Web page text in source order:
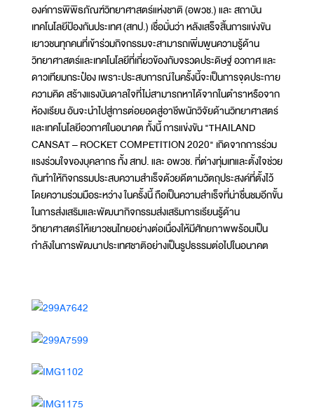
องค์การพิพิธภัณฑ์วิทยาศาสตร์แห่งชาติ (อพวช.) และ สถาบัน
เทคโนโลยีป้องกันประเทศ (สทป.) เชื่อมั่นว่า หลังเสร็จสิ้นการแข่งขัน
เยาวชนทุกคนที่เข้าร่วมกิจกรรมจะสามารถเพิ่มพูนความรู้ด้าน
วิทยาศาสตร์และเทคโนโลยีที่เกี่ยวข้องกับจรวดประดิษฐ์ อวกาศ และ
ดาวเทียมกระป๋อง เพราะประสบการณ์ในครั้งนี้จะเป็นการจุดประกาย
ความคิด สร้างแรงบันดาลใจที่ไม่สามารถหาได้จากในตำราหรือจาก
ห้องเรียน อันจะนำไปสู่การต่อยอดสู่อาชีพนักวิจัยด้านวิทยาศาสตร์
และเทคโนโลยีอวกาศในอนาคต ทั้งนี้ การแข่งขัน "THAILAND
CANSAT – ROCKET COMPETITION 2020" เกิดจากการร่วม
แรงร่วมใจของบุคลากร ทั้ง สทป. และ อพวช. ที่ต่างทุ่มเทและตั้งใจช่วย
กันทำให้กิจกรรมประสบความสำเร็จด้วยดีตามวัตถุประสงค์ที่ตั้งไว้
โดยความร่วมมือระหว่าง ในครั้งนี้ ถือเป็นความสำเร็จที่น่าชื่นชมอีกขั้น
ในการส่งเสริมและพัฒนากิจกรรมส่งเสริมการเรียนรู้ด้าน
วิทยาศาสตร์ให้เยาวชนไทยอย่างต่อเนื่องให้มีศักยภาพพร้อมเป็น
กำลังในการพัฒนาประเทศชาติอย่างเป็นรูปธรรมต่อไปในอนาคต